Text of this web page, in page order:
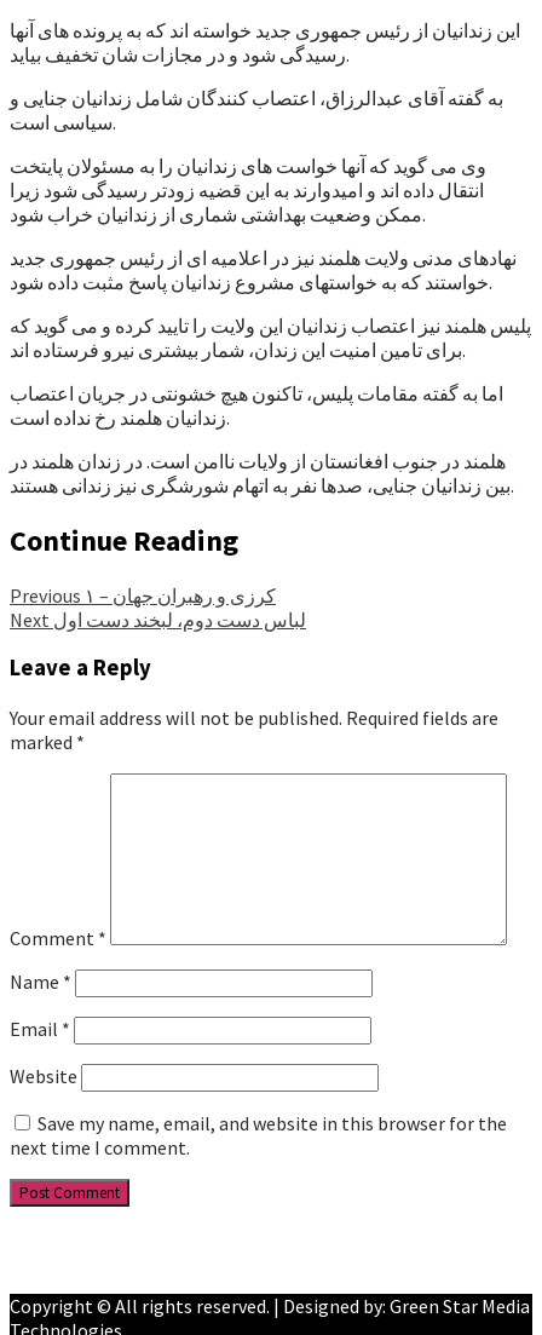
این زندانیان از رئیس جمهوری جدید خواسته اند که به پرونده های آنها
رسیدگی شود و در مجازات شان تخفیف بیاید.
به گفته آقای عبدالرزاق، اعتصاب کنندگان شامل زندانیان جنایی و
سیاسی است.
وی می گوید که آنها خواست های زندانیان را به مسئولان پایتخت
انتقال داده اند و امیدوارند به این قضیه زودتر رسیدگی شود زیرا
ممکن وضعیت بهداشتی شماری از زندانیان خراب شود.
نهادهای مدنی ولایت هلمند نیز در اعلامیه ای از رئیس جمهوری جدید
خواستند که به خواستهای مشروع زندانیان پاسخ مثبت داده شود.
پلیس هلمند نیز اعتصاب زندانیان این ولایت را تایید کرده و می گوید که
برای تامین امنیت این زندان، شمار بیشتری نیرو فرستاده اند.
اما به گفته مقامات پلیس، تاکنون هیچ خشونتی در جریان اعتصاب
زندانیان هلمند رخ نداده است.
هلمند در جنوب افغانستان از ولایات ناامن است. در زندان هلمند در
بین زندانیان جنایی، صدها نفر به اتهام شورشگری نیز زندانی هستند.
Continue Reading
Previous
کرزی و رهبران جهان – ۱
Next لباس دست دوم، لبخند دست اول
Leave a Reply
Your email address will not be published. Required fields are
marked *
Comment *
Name *
Email *
Website
Save my name, email, and website in this browser for the
next time I comment.
Copyright © All rights reserved. | Designed by: Green Star Media